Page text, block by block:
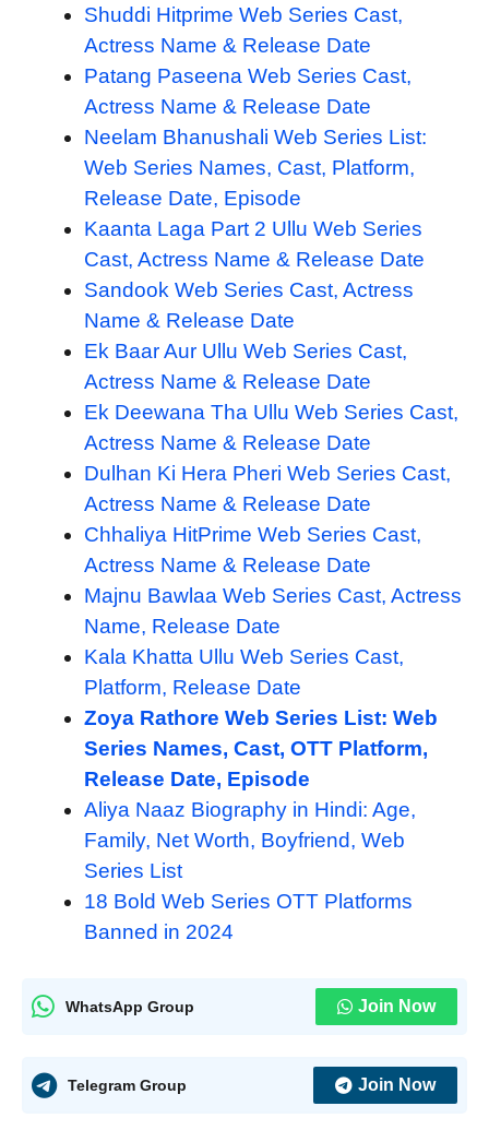
Shuddi Hitprime Web Series Cast,
Actress Name & Release Date
Patang Paseena Web Series Cast,
Actress Name & Release Date
Neelam Bhanushali Web Series List:
Web Series Names, Cast, Platform,
Release Date, Episode
Kaanta Laga Part 2 Ullu Web Series
Cast, Actress Name & Release Date
Sandook Web Series Cast, Actress
Name & Release Date
Ek Baar Aur Ullu Web Series Cast,
Actress Name & Release Date
Ek Deewana Tha Ullu Web Series Cast,
Actress Name & Release Date
Dulhan Ki Hera Pheri Web Series Cast,
Actress Name & Release Date
Chhaliya HitPrime Web Series Cast,
Actress Name & Release Date
Majnu Bawlaa Web Series Cast, Actress
Name, Release Date
Kala Khatta Ullu Web Series Cast,
Platform, Release Date
Zoya Rathore Web Series List: Web
Series Names, Cast, OTT Platform,
Release Date, Episode
Aliya Naaz Biography in Hindi: Age,
Family, Net Worth, Boyfriend, Web
Series List
18 Bold Web Series OTT Platforms
Banned in 2024
WhatsApp Group Join Now
Telegram Group Join Now